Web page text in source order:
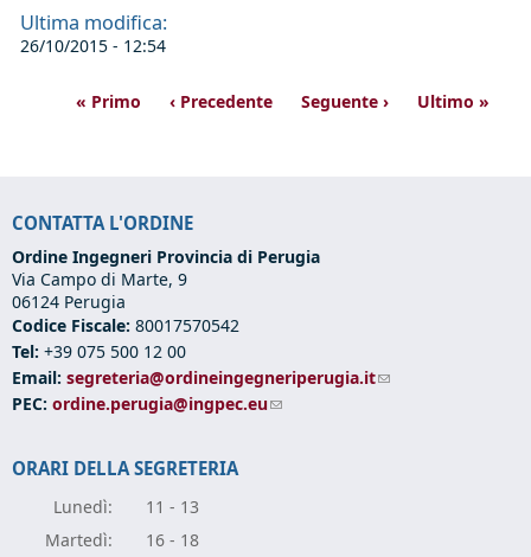
Ultima modifica:
26/10/2015 - 12:54
« Primo ‹ Precedente Seguente › Ultimo »
CONTATTA L'ORDINE
Ordine Ingegneri Provincia di Perugia
Via Campo di Marte, 9
06124 Perugia
Codice Fiscale: 80017570542
Tel: +39 075 500 12 00
Email: segreteria@ordineingegneriperugia.it(link sends e-mail)
PEC: ordine.perugia@ingpec.eu(link sends e-mail)
ORARI DELLA SEGRETERIA
Lunedì:
11 - 13
Martedì: 16 - 18